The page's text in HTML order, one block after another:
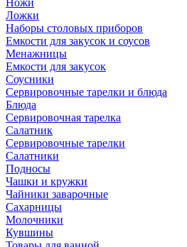
Ножи
Ложки
Наборы столовых приборов
Емкости для закусок и соусов
Менажницы
Емкости для закусок
Соусники
Сервировочные тарелки и блюда
Блюда
Сервировочная тарелка
Салатник
Сервировочные тарелки
Салатники
Подносы
Чашки и кружки
Чайники заварочные
Сахарницы
Молочники
Кувшины